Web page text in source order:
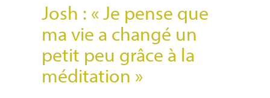
Josh : « Je pense que
ma vie a changé un
petit peu grâce à la
méditation »